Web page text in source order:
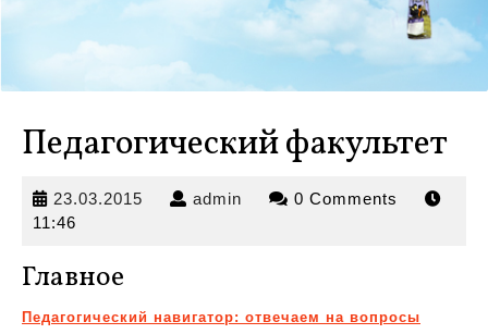
Педагогический факультет
23.03.2015 23.03.2015
admin admin 0 Comments
11:46
Главное
Педагогический навигатор: отвечаем на вопросы